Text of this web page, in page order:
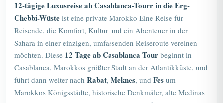
12-tägige Luxusreise abCasablanca-Tourr in die Erg-
Chebbi-Wüste ist eine private Marokko Eine Reise für
Reisende, die Komfort, Kultur und ein Abenteuer in der
Sahara in einer einzigen, umfassenden Reiseroute vereinen
möchten. Diese 12 Tage ab Casablanca Tour beginnt in
Casablanca, Marokkos größter Stadt an der Atlantikküste, und
führt dann weiter nach Rabat, Meknes, und Fes um
Marokkos Königsstädte, historische Denkmäler, alte Medinas